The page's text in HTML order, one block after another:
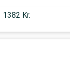
1382 Kr.